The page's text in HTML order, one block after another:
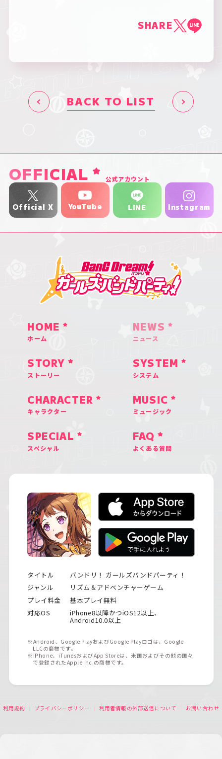
SHARE
BACK TO LIST
OFFICIAL 公式アカウント
Official X YouTube LINE Instagram
HOME
ホーム
NEWS
ニュース
STORY
ストーリー
SYSTEM
システム
CHARACTER
キャラクター
MUSIC
ミュージック
SPECIAL
スペシャル
FAQ
よくある質問
タイトル
バンドリ！ ガールズバンドパーティ！
ジャンル
リズム＆アドベンチャーゲーム
プレイ料金
基本プレイ無料
対応OS
iPhone8以降かつiOS12以上、
Android10.0以上
※Android、Google PlayおよびGoogle Playロゴは、Google
LLCの商標です。
※iPhone、iTunesおよびApp Storeは、米国およびその他の国々
で登録されたApple Inc.の商標です。
利用規約 プライバシーポリシー 利用者情報の外部送信について お問い合わせ